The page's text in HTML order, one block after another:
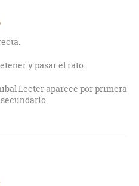
y pasar el rato.
Lecter aparece por primera